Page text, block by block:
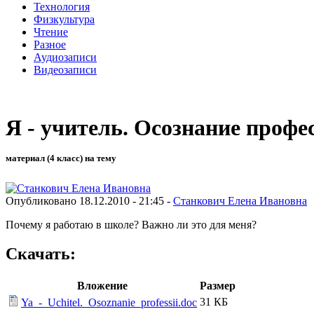
Технология
Физкультура
Чтение
Разное
Аудиозаписи
Видеозаписи
Я - учитель. Осознание
материал (4 класс) на тему
Опубликовано 18.12.2010 - 21:45 - Станкович Елена Ивановна
Почему я работаю в школе? Важно ли это для меня?
Скачать:
Вложение
Размер
Ya_-_Uchitel._Osoznanie_professii.doc 31 КБ